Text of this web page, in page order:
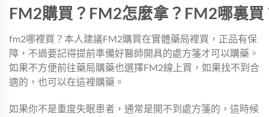
FM2購買？FM2怎麼拿？FM2哪裏買
fm2哪裡買？本人建議FM2購買在實體藥局裡買，正品有保
障，不過要記得提前準備好醫師開具的處方箋才可以購藥。
如果不方便前往藥局購藥也選擇FM2線上買，如果找不到合
適的，也可以在這裡購藥。
如果你不是重度失眠患者，通常是開不到處方箋的，這時候